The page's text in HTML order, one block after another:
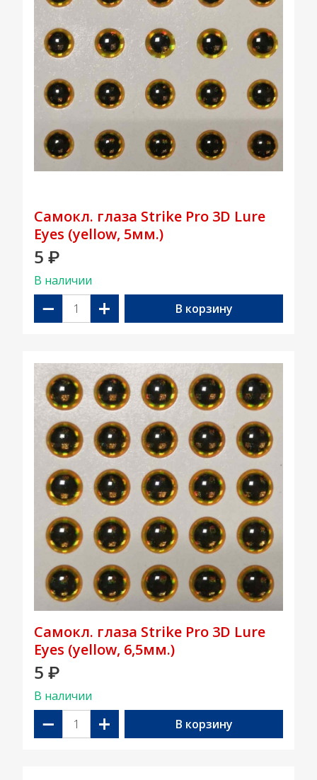
Самокл. глаза Strike Pro 3D Lure
Eyes (yellow, 5мм.)
5 ₽
В наличии
− + В корзину
Самокл. глаза Strike Pro 3D Lure
Eyes (yellow, 6,5мм.)
5 ₽
В наличии
− + В корзину